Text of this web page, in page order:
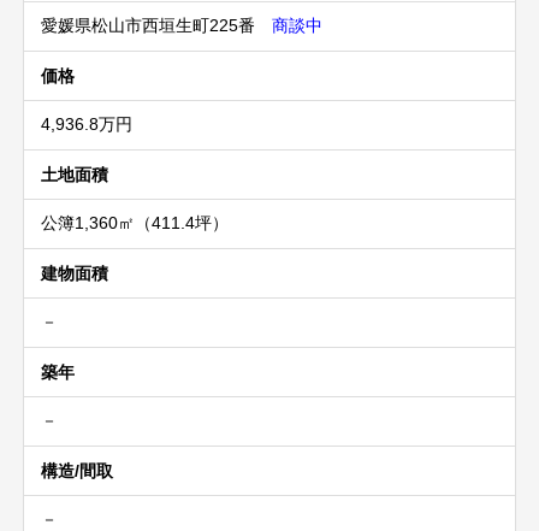
愛媛県松山市西垣生町225番 商談中
価格
4,936.8万円
土地面積
公簿1,360㎡（411.4坪）
建物面積
－
築年
－
構造/間取
－